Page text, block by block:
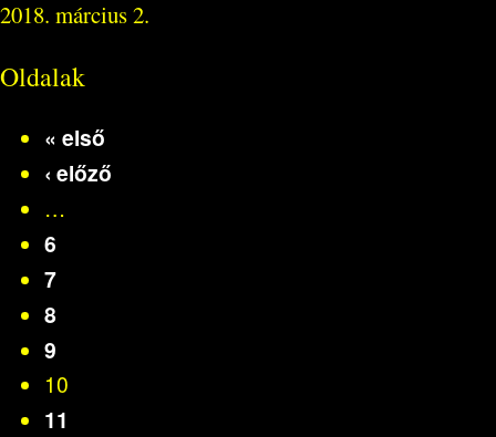
2018. március 2.
Oldalak
« első
‹ előző
…
6
7
8
9
10
11